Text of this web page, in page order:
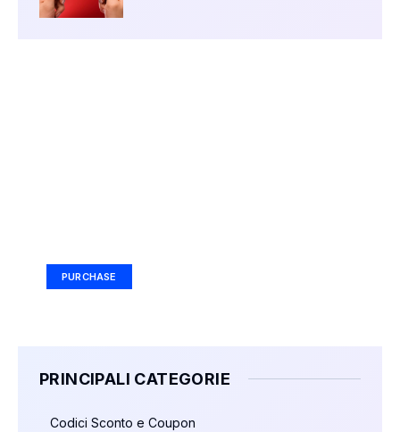
PURCHASE
PRINCIPALI CATEGORIE
Codici Sconto e Coupon